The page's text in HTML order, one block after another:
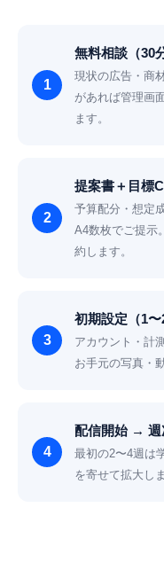
無料相談（30
現状の広告・商
があれば管理画
ます。
提案書＋目標
予算配分・想定
A4数枚でご提示
約します。
初期設定（1〜
アカウント・計
お手元の写真・
配信開始 → 週
最初の2〜4週は
を寄せて拡大しま